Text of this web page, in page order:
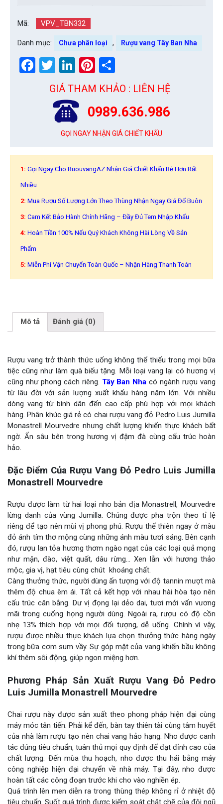
Mã: VPV_TBN332
Danh mục: Chưa phân loại , Rượu vang Tây Ban Nha
Facebook
Twitter
LinkedIn
Pinterest
GIÁ THAM KHẢO : LIÊN HỆ
0989.636.986
GỌI NGAY NHẬN GIÁ CHIẾT KHẤU
1: Gọi Ngay Cho RuouvangAZ Nhận Giá Chiết Khấu Rẻ Hơn Rất
Nhiều
2: Mua Rượu Số Lượng Lớn Theo Thùng Nhận Ngay Giá Đổ Buôn
3: Cam Kết Bảo Hành Chính Hãng – Đầy Đủ Tem Nhập Khẩu
4: Hoàn Tiền 100% Nếu Quý Khách Không Hài Lòng Về Sản
Phẩm
5: Miễn Phí Vận Chuyển Toàn Quốc – Nhận Hàng Thanh Toán
Mô tả Đánh giá (0)
Rượu vang trở thành thức uống không thể thiếu trong mọi bữa
tiệc cũng như làm quà biếu tặng. Mỗi loại vang lại có hương vị
cũng như phong cách riêng. Tây Ban Nha có ngành rượu vang
từ lâu đời với sản lượng xuất khẩu hàng năm lớn. Với nhiều
dòng vang từ bình dân đến cao cấp phù hợp với mọi khách
hàng. Phân khúc giá rẻ có chai rượu vang đỏ Pedro Luis Jumilla
Monastrell Mourvedre nhưng chất lượng khiến thực khách bất
ngờ. Ẩn sâu bên trong hương vị đậm đà cùng cấu trúc hoàn
hảo.
Đặc Điểm Của Rượu Vang Đỏ Pedro Luis Jumilla
Monastrell Mourvedre
Rượu được làm từ hai loại nho bản địa Monastrell, Mourvedre
lừng danh của vùng Jumilla. Chúng được pha trộn theo tỉ lệ
riêng để tạo nên mùi vị phong phú. Rượu thể thiên ngay ở màu
đỏ ánh tím thơ mộng cùng những ánh màu tươi sáng. Bên cạnh
đó, rượu lan tỏa hương thơm ngào ngạt của các loại quả mọng
như mận, đào, việt quất, dâu rừng… Xen lẫn với hương thảo
mộc, gia vị, hạt tiêu cùng chút khoáng chất.
Càng thưởng thức, người dùng ấn tượng với độ tannin mượt mà
thêm độ chua êm ái. Tất cả kết hợp với nhau hài hòa tạo nên
cấu trúc cân bằng. Dư vị đọng lại dẻo dai, tươi mới vấn vương
mãi trong cuống họng người dùng. Ngoài ra, rượu có độ cồn
nhẹ 13% thích hợp với mọi đối tượng, dễ uống. Chính vì vậy,
rượu được nhiều thực khách lựa chọn thưởng thức hàng ngày
trong bữa cơm sum vầy. Sự góp mặt của vang khiến bầu không
khí thêm sôi động, giúp ngon miệng hơn.
Phương Pháp Sản Xuất Rượu Vang Đỏ Pedro
Luis Jumilla Monastrell Mourvedre
Chai rượu này được sản xuất theo phong pháp hiện đại cùng
máy móc tân tiến. Phải kể đến, bàn tay thiên tài cùng tâm huyết
của nhà làm rượu tạo nên chai vang hảo hạng. Nho được canh
tác đúng tiêu chuẩn, tuân thủ mọi quy định để đạt đỉnh cao của
chất lượng. Đến mùa thu hoạch, nho được thu hái bằng máy
công nghiệp hiện đại chuyển về nhà máy. Tại đây, nho được
hoàn tất các công đoạn trước khi cho vào nghiền ép.
Quá trình lên men diễn ra trong thùng thép không rỉ ở nhiệt độ
tiêu chuẩn. Suốt quá trình được kiểm soát chặt chẽ của đội ngũ